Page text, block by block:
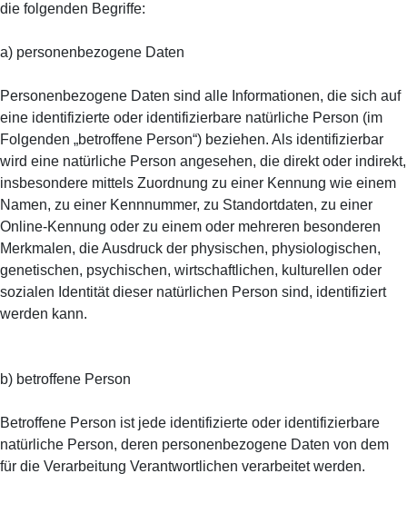
die folgenden Begriffe:
a) personenbezogene Daten
Personenbezogene Daten sind alle Informationen, die sich auf
eine identifizierte oder identifizierbare natürliche Person (im
Folgenden „betroffene Person“) beziehen. Als identifizierbar
wird eine natürliche Person angesehen, die direkt oder indirekt,
insbesondere mittels Zuordnung zu einer Kennung wie einem
Namen, zu einer Kennnummer, zu Standortdaten, zu einer
Online-Kennung oder zu einem oder mehreren besonderen
Merkmalen, die Ausdruck der physischen, physiologischen,
genetischen, psychischen, wirtschaftlichen, kulturellen oder
sozialen Identität dieser natürlichen Person sind, identifiziert
werden kann.
b) betroffene Person
Betroffene Person ist jede identifizierte oder identifizierbare
natürliche Person, deren personenbezogene Daten von dem
für die Verarbeitung Verantwortlichen verarbeitet werden.